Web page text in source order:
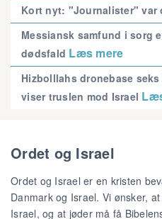
Kort nyt: "Journalister" var
Messiansk samfund i sorg
dødsfald Læs mere
Hizbolllahs dronebase
viser truslen mod Israel
Ordet og Israel
Ordet og Israel er en kristen
Danmark og Israel. Vi ønsker,
Israel, og at jøder må få